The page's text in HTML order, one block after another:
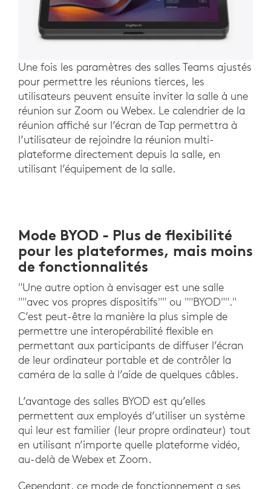
Une fois les paramètres des salles Teams ajustés
pour permettre les réunions tierces, les
utilisateurs peuvent ensuite inviter la salle à une
réunion sur Zoom ou Webex. Le calendrier de la
réunion affiché sur l’écran de Tap permettra à
l’utilisateur de rejoindre la réunion multi-
plateforme directement depuis la salle, en
utilisant l’équipement de la salle.
Mode BYOD - Plus de flexibilité
pour les plateformes, mais moins
de fonctionnalités
"Une autre option à envisager est une salle
""avec vos propres dispositifs"" ou ""BYOD""."
C’est peut-être la manière la plus simple de
permettre une interopérabilité flexible en
permettant aux participants de diffuser l’écran
de leur ordinateur portable et de contrôler la
caméra de la salle à l’aide de quelques câbles.
L’avantage des salles BYOD est qu’elles
permettent aux employés d’utiliser un système
qui leur est familier (leur propre ordinateur) tout
en utilisant n’importe quelle plateforme vidéo,
au-delà de Webex et Zoom.
Cependant, ce mode de fonctionnement a ses